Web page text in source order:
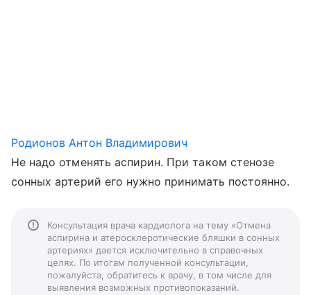
Родионов Антон Владимирович
Не надо отменять аспирин. При таком стенозе
сонных артерий его нужно принимать постоянно.
Консультация врача кардиолога на тему «Отмена
аспирина и атеросклеротические бляшки в сонных
артериях» дается исключительно в справочных
целях. По итогам полученной консультации,
пожалуйста, обратитесь к врачу, в том числе для
выявления возможных противопоказаний.